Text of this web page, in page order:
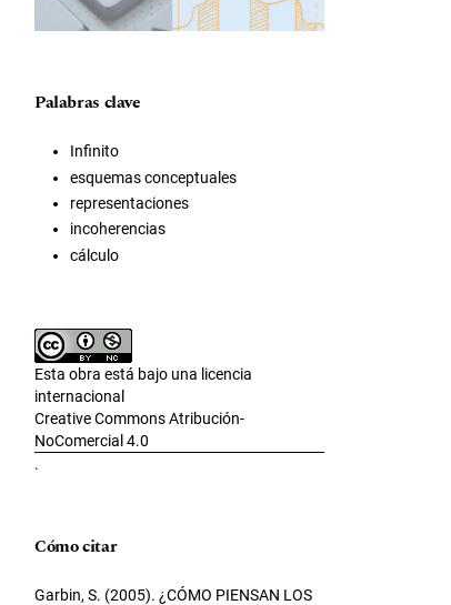
Palabras clave
Infinito
esquemas conceptuales
representaciones
incoherencias
cálculo
Esta obra está bajo una licencia
internacional
Creative Commons Atribución-
NoComercial 4.0
.
Cómo citar
Garbin, S. (2005). ¿CÓMO PIENSAN LOS